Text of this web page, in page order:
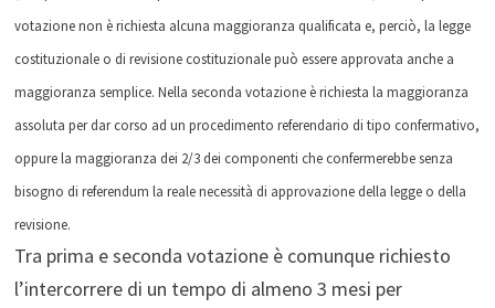
votazione non è richiesta alcuna maggioranza qualificata e, perciò, la legge
costituzionale o di revisione costituzionale può essere approvata anche a
maggioranza semplice. Nella seconda votazione è richiesta la maggioranza
assoluta per dar corso ad un procedimento referendario di tipo confermativo,
oppure la maggioranza dei 2/3 dei componenti che confermerebbe senza
bisogno di referendum la reale necessità di approvazione della legge o della
revisione.
Tra prima e seconda votazione è comunque richiesto
l’intercorrere di un tempo di almeno 3 mesi per